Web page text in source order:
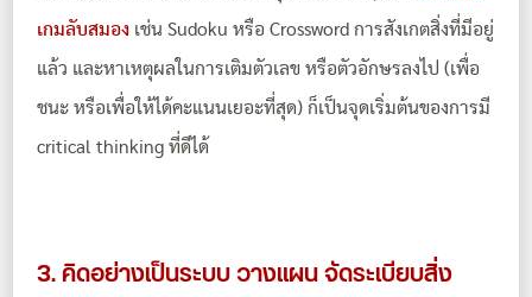
เกมลับสมอง เช่น Sudoku หรือ Crossword การสังเกตสิ่งที่มีอยู่
แล้ว และหาเหตุผลในการเติมตัวเลข หรือตัวอักษรลงไป (เพื่อ
ชนะ หรือเพื่อให้ได้คะแนนเยอะที่สุด) ก็เป็นจุดเริ่มต้นของการมี
critical thinking ที่ดีได้
3. คิดอย่างเป็นระบบ วางแผน จัดระเบียบสิ่ง